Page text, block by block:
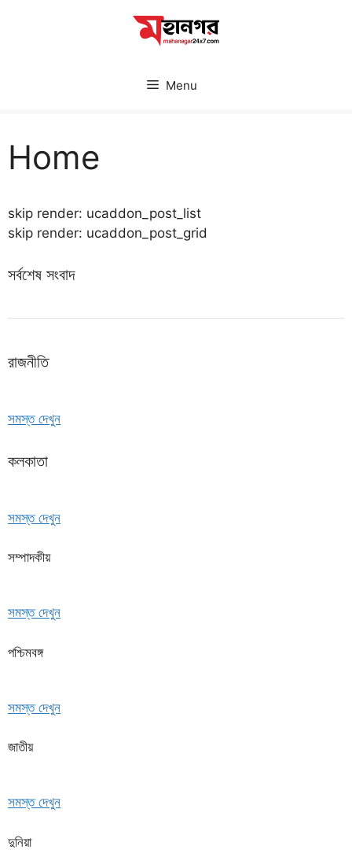
Menu
Home
skip render: ucaddon_post_list
skip render: ucaddon_post_grid
সর্বশেষ সংবাদ
রাজনীতি
সমস্ত দেখুন
কলকাতা
সমস্ত দেখুন
সম্পাদকীয়
সমস্ত দেখুন
পশ্চিমবঙ্গ
সমস্ত দেখুন
জাতীয়
সমস্ত দেখুন
দুনিয়া